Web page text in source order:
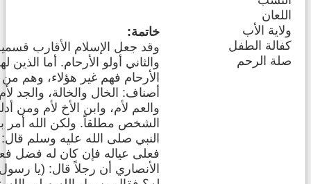
اللعان
ولاية الأب
كفالة الطفل
صلة الرحم
خاتمة:
وقد جعل الإسلام الأقارب
والثاني أولو الأرحام. أما
الأرحام فهم غير هؤلاء، وهم
أصناف: الخال والخالة، والجد
والعم لأم، وابن الأخ لأم ومن
الشخص مطلقاً. ولكن الله أمر
النبي صلى الله عليه وسلم
فعلى عياله فإن كان له فضل
الأنصاري أن رجلاً قال: (يا